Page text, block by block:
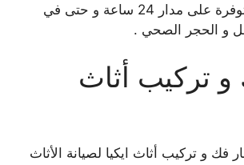
خدمتنا متوفرة على مدار 24 ساعة و حتى في
و الحجر الصحي .
و تركيب أثاث
و تركيب أثاث ايكيا لصيانة الأثاث